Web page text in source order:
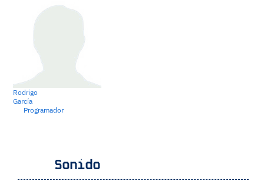
Rodrigo
García
Programador
Sonido